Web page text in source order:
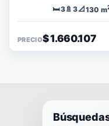
🛏️3🚿 3📐130 m
PRECIO$ 1.660.107